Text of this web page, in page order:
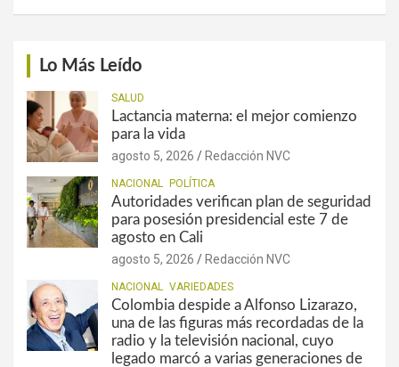
Lo Más Leído
SALUD
Lactancia materna: el mejor comienzo
para la vida
agosto 5, 2026 Redacción NVC
NACIONAL POLÍTICA
Autoridades verifican plan de seguridad
para posesión presidencial este 7 de
agosto en Cali
agosto 5, 2026 Redacción NVC
NACIONAL VARIEDADES
Colombia despide a Alfonso Lizarazo,
una de las figuras más recordadas de la
radio y la televisión nacional, cuyo
legado marcó a varias generaciones de